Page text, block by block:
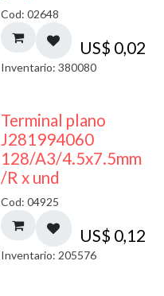
Cod: 02648
US$ 0,02
Inventario: 380080
Terminal plano
J281994060
128/A3/4.5x7.5mm
/R x und
Cod: 04925
US$ 0,12
Inventario: 205576